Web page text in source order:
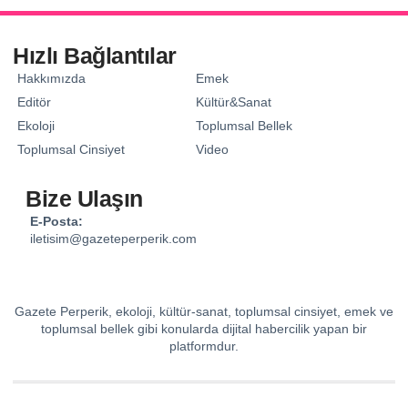
Hızlı Bağlantılar
Hakkımızda
Editör
Ekoloji
Toplumsal Cinsiyet
Emek
Kültür&Sanat
Toplumsal Bellek
Video
Bize Ulaşın
E-Posta:
iletisim@gazeteperperik.com
Gazete Perperik, ekoloji, kültür-sanat, toplumsal cinsiyet, emek ve
toplumsal bellek gibi konularda dijital habercilik yapan bir
platformdur.